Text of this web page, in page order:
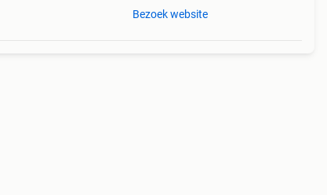
Bezoek website